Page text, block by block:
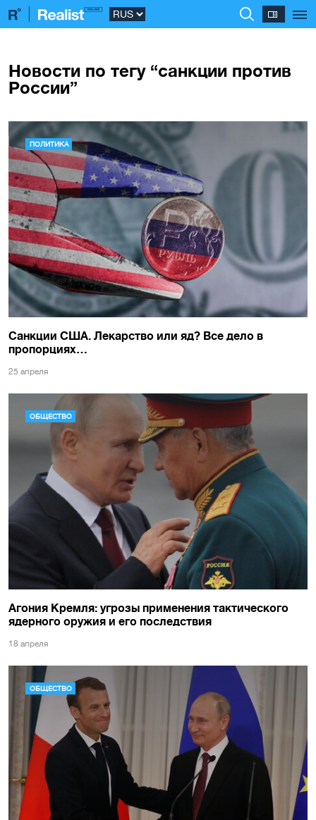
Новости по тегу “санкции против
России”
ПОЛИТИКА
Санкции США. Лекарство или яд? Все дело в
пропорциях…
25 апреля
ОБЩЕСТВО
Агония Кремля: угрозы применения тактического
ядерного оружия и его последствия
18 апреля
ОБЩЕСТВО